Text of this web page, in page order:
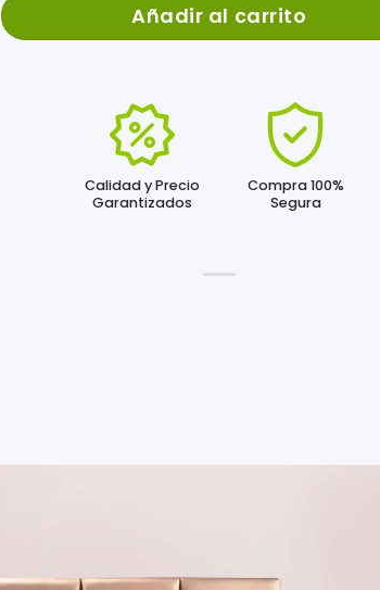
Añadir al carrito
Calidad y Precio
Garantizados
Compra 100%
Segura